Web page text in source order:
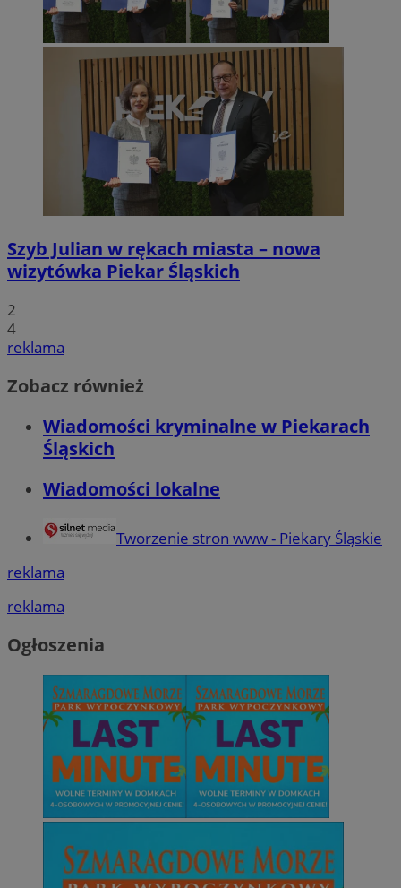
Szyb Julian w rękach miasta – nowa
wizytówka Piekar Śląskich
2
4
reklama
Zobacz również
Wiadomości kryminalne w Piekarach
Śląskich
Wiadomości lokalne
Tworzenie stron www - Piekary Śląskie
reklama
reklama
Ogłoszenia